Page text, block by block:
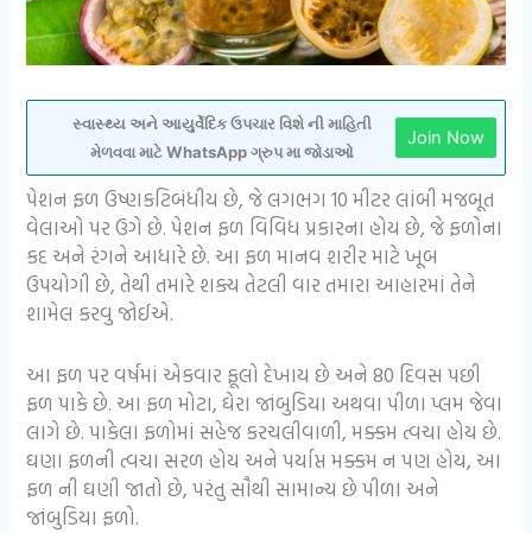
સ્વાસ્થ્ય અને આયુર્વેદિક ઉપચાર વિશે ની માહિતી
મેળવવા માટે WhatsApp ગ્રુપ મા જોડાઓ
Join Now
પેશન ફળ ઉષ્ણકટિબંધીય છે, જે લગભગ 10 મીટર લાંબી મજબૂત
વેલાઓ પર ઉગે છે. પેશન ફળ વિવિધ પ્રકારના હોય છે, જે ફળોના
કદ અને રંગને આધારે છે. આ ફળ માનવ શરીર માટે ખૂબ
ઉપયોગી છે, તેથી તમારે શક્ય તેટલી વાર તમારા આહારમાં તેને
શામેલ કરવુ જોઈએ.
આ ફળ પર વર્ષમાં એકવાર ફૂલો દેખાય છે અને 80 દિવસ પછી
ફળ પાકે છે. આ ફળ મોટા, ઘેરા જાંબુડિયા અથવા પીળા પ્લમ જેવા
લાગે છે. પાકેલા ફળોમાં સહેજ કરચલીવાળી, મક્કમ ત્વચા હોય છે.
ઘણા ફળની ત્વચા સરળ હોય અને પર્યાપ્ત મક્કમ ન પણ હોય, આ
ફળ ની ઘણી જાતો છે, પરંતુ સૌથી સામાન્ય છે પીળા અને
જાંબુડિયા ફળો.